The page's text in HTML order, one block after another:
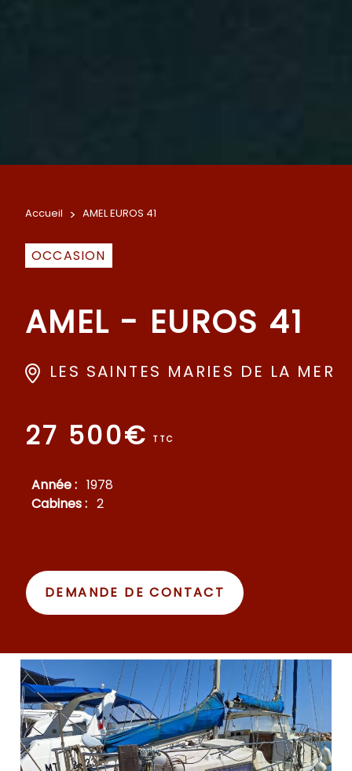
Accueil > AMEL EUROS 41
OCCASION
AMEL - EUROS 41
LES SAINTES MARIES DE LA MER
27 500€ TTC
Année : 1978
Cabines : 2
DEMANDE DE CONTACT